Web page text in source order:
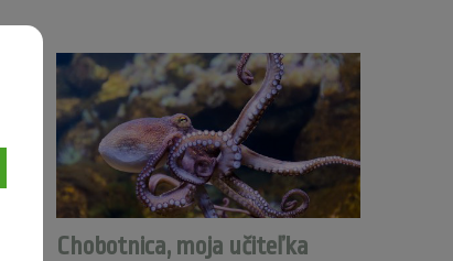
Chobotnica, moja učiteľka